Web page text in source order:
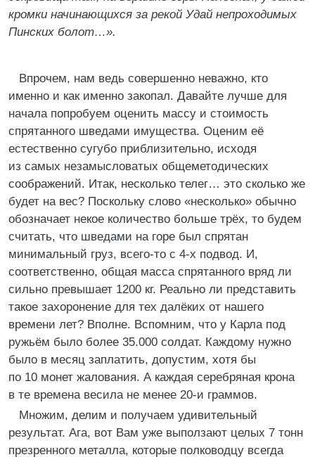
кромки начинающихся за рекой Удай непроходимых
Пинских болот…».
Впрочем, нам ведь совершенно неважно, кто
именно и как именно закопал. Давайте лучше для
начала попробуем оценить массу и стоимость
спрятанного шведами имущества. Оценим её
естественно сугубо приблизительно, исходя
из самых незамысловатых общеметодических
соображений. Итак, несколько телег… это сколько же
будет на вес? Поскольку слово «несколько» обычно
обозначает некое количество больше трёх, то будем
считать, что шведами на горе был спрятан
минимальный груз, всего-то с 4-х подвод. И,
соответственно, общая масса спрятанного вряд ли
сильно превышает 1200 кг. Реально ли представить
такое захоронение для тех далёких от нашего
времени лет? Вполне. Вспомним, что у Карла под
ружьём было более 35.000 солдат. Каждому нужно
было в месяц заплатить, допустим, хотя бы
по 10 монет жалования. А каждая серебряная крона
в те времена весила не менее 20-и граммов.
Множим, делим и получаем удивительный
результат. Ага, вот Вам уже выползают целых 7 тонн
презренного металла, которые полководцу всегда